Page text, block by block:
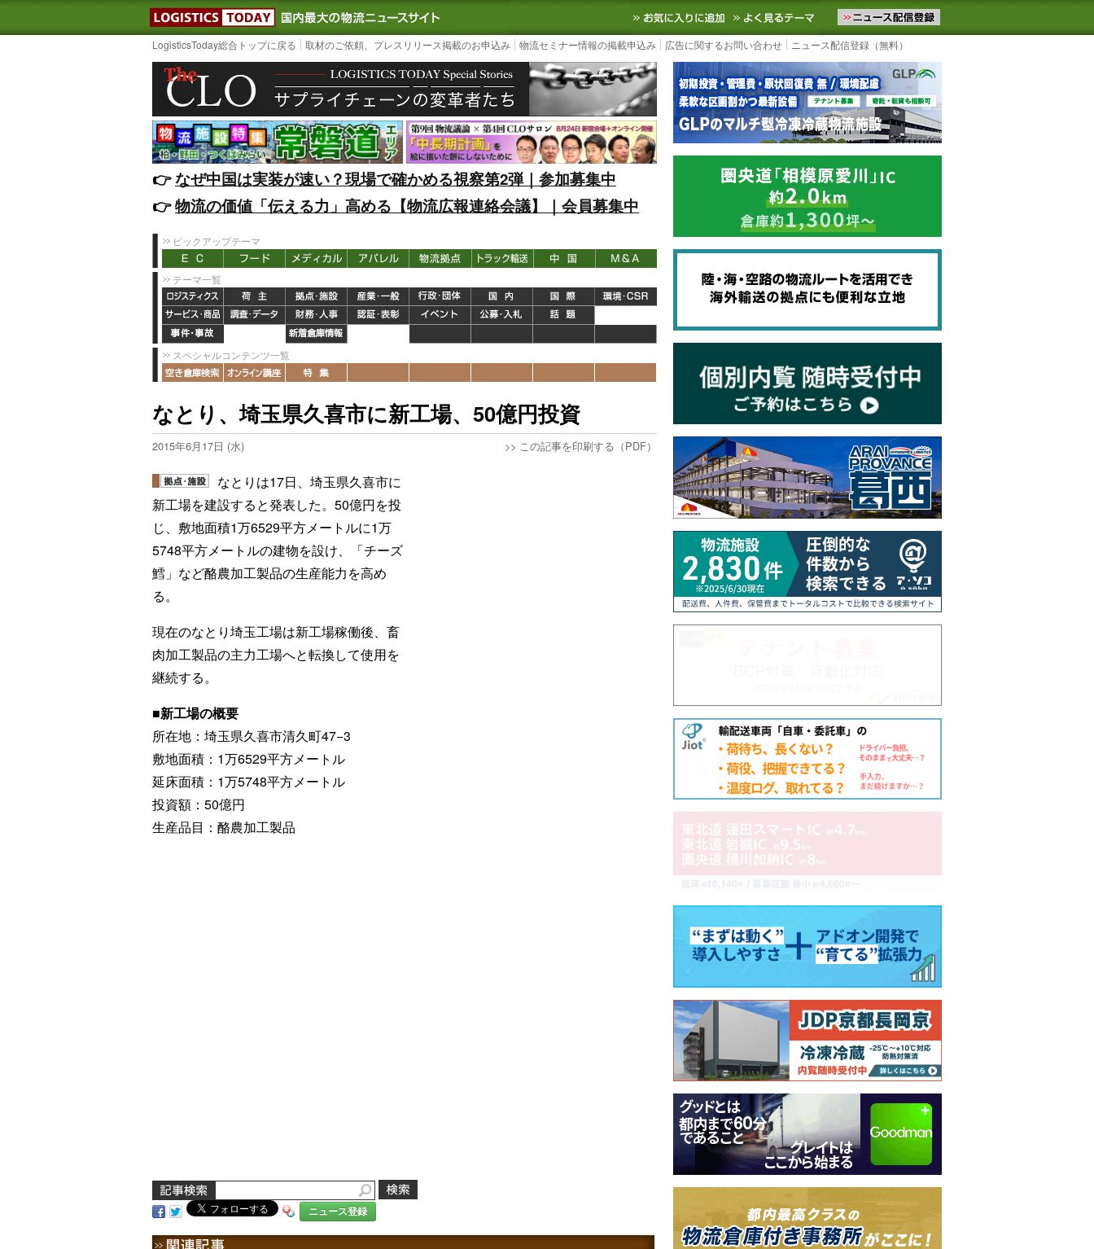
LOGISTICS TODAY｜国内最大の物流ニュースサイト3PL, SCMなど国内外の最新の物流ニュースをお届けします。物流ニュースメール配信を登録す
お気に入りに追加 よく見るテーマ
LogisticsToday総合トップに戻る 取材のご依頼、プレスリリース掲載のお申込み 物流セミナー情報の掲載申込み 広告に関するお問い合わせ ニュース配信登録（無料）
👉️なぜ中国は実装が速い？現場で確かめる視察第2弾｜参加募集中
👉️物流の価値「伝える力」高める【物流広報連絡会議】｜会員募集中
ピックアップテーマ
テーマ一覧
スペシャルコンテンツ一覧
なとり、埼玉県久喜市に新工場、50億円投資
2015年6月17日 (水) >> この記事を印刷する（PDF）
なとりは17日、埼玉県久喜市に
新工場を建設すると発表した。50億円を投
じ、敷地面積1万6529平方メートルに1万
5748平方メートルの建物を設け、「チーズ
鱈」など酪農加工製品の生産能力を高め
る。
現在のなとり埼玉工場は新工場稼働後、畜
肉加工製品の主力工場へと転換して使用を
継続する。
■新工場の概要
所在地：埼玉県久喜市清久町47−3
敷地面積：1万6529平方メートル
延床面積：1万5748平方メートル
投資額：50億円
生産品目：酪農加工製品
ニュース登録